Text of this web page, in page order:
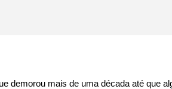
demorou mais de uma década até que